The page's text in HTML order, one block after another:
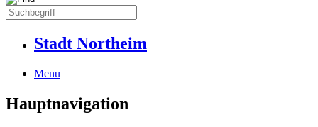
Stadt Northeim
Menu
Hauptnavigation